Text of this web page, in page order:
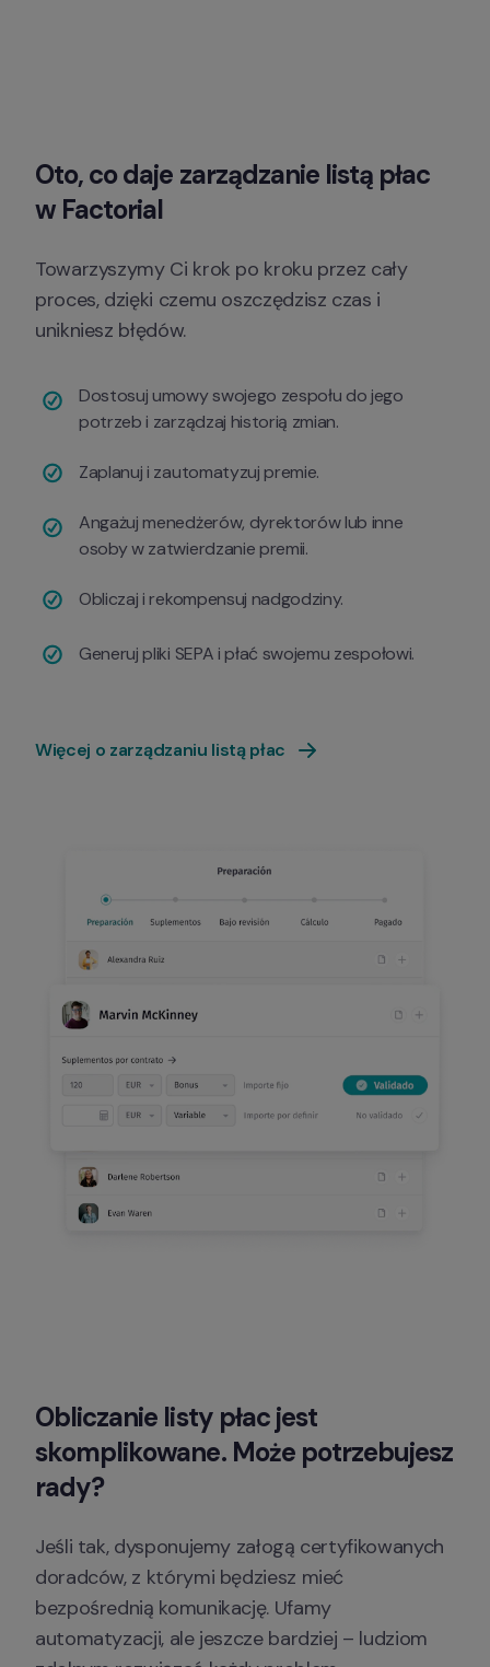
Oto, co daje zarządzanie listą płac
w Factorial
Towarzyszymy Ci krok po kroku przez cały
proces, dzięki czemu oszczędzisz czas i
unikniesz błędów.
Dostosuj umowy swojego zespołu do jego
potrzeb i zarządzaj historią zmian.
Zaplanuj i zautomatyzuj premie.
Angażuj menedżerów, dyrektorów lub inne
osoby w zatwierdzanie premii.
Obliczaj i rekompensuj nadgodziny.
Generuj pliki SEPA i płać swojemu zespołowi.
Więcej o zarządzaniu listą płac
Obliczanie listy płac jest
skomplikowane. Może potrzebujesz
rady?
Jeśli tak, dysponujemy załogą certyfikowanych
doradców, z którymi będziesz mieć
bezpośrednią komunikację. Ufamy
automatyzacji, ale jeszcze bardziej – ludziom